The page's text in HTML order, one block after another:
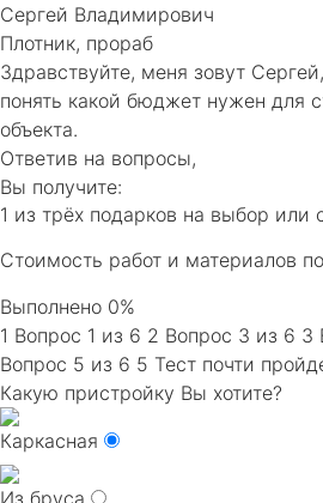
Сергей Владимирович
Плотник, прораб
Здравствуйте, меня зовут
понять какой бюджет нужен для
объекта.
Ответив на вопросы,
Вы получите:
1 из трёх подарков на выбор или
Cтоимость работ и материалов
Выполнено 0%
1 Вопрос 1 из 6 2 Вопрос 3 из 6 3
Вопрос 5 из 6 5 Тест почти
Какую пристройку Вы хотите?
Каркасная